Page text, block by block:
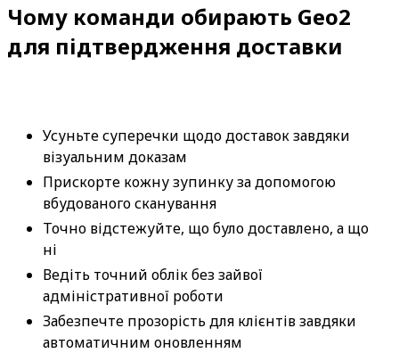
Чому команди обирають Geo2
для підтвердження доставки
Усуньте суперечки щодо доставок завдяки
візуальним доказам
Прискорте кожну зупинку за допомогою
вбудованого сканування
Точно відстежуйте, що було доставлено, а що
ні
Ведіть точний облік без зайвої
адміністративної роботи
Забезпечте прозорість для клієнтів завдяки
автоматичним оновленням